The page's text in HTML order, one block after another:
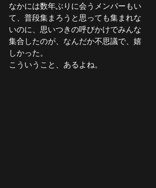
なかには数年ぶりに会うメンバーもい
て、普段集まろうと思っても集まれな
いのに、思いつきの呼びかけでみんな
集合したのが、なんだか不思議で、嬉
しかった。
こういうこと、あるよね。